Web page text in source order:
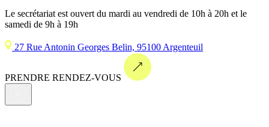
Le secrétariat est ouvert du mardi au vendredi de 10h à 20h et le
samedi de 9h à 19h
27 Rue Antonin Georges Belin, 95100 Argenteuil
PRENDRE RENDEZ-VOUS